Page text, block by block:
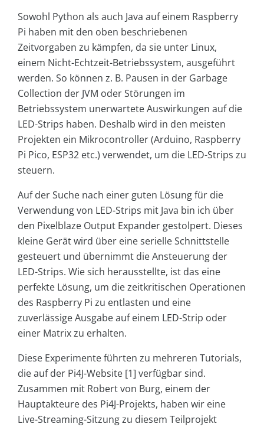
Sowohl Python als auch Java auf einem Raspberry
Pi haben mit den oben beschriebenen
Zeitvorgaben zu kämpfen, da sie unter Linux,
einem Nicht-Echtzeit-Betriebssystem, ausgeführt
werden. So können z. B. Pausen in der Garbage
Collection der JVM oder Störungen im
Betriebssystem unerwartete Auswirkungen auf die
LED-Strips haben. Deshalb wird in den meisten
Projekten ein Mikrocontroller (Arduino, Raspberry
Pi Pico, ESP32 etc.) verwendet, um die LED-Strips zu
steuern.
Auf der Suche nach einer guten Lösung für die
Verwendung von LED-Strips mit Java bin ich über
den Pixelblaze Output Expander gestolpert. Dieses
kleine Gerät wird über eine serielle Schnittstelle
gesteuert und übernimmt die Ansteuerung der
LED-Strips. Wie sich herausstellte, ist das eine
perfekte Lösung, um die zeitkritischen Operationen
des Raspberry Pi zu entlasten und eine
zuverlässige Ausgabe auf einem LED-Strip oder
einer Matrix zu erhalten.
Diese Experimente führten zu mehreren Tutorials,
die auf der Pi4J-Website [1] verfügbar sind.
Zusammen mit Robert von Burg, einem der
Hauptakteure des Pi4J-Projekts, haben wir eine
Live-Streaming-Sitzung zu diesem Teilprojekt